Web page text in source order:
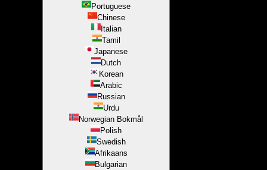
Portuguese
Chinese
Italian
Tamil
Japanese
Dutch
Korean
Arabic
Russian
Urdu
Norwegian Bokmål
Polish
Swedish
Afrikaans
Bulgarian